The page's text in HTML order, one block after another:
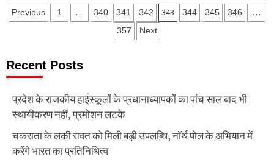
Posts
Previous 1 … 340 341 342 343 344 345 346 …
357 Next
Recent Posts
प्रदेश के राजकीय हाईस्कूलों के प्रधानाध्यापकों का पांच साल बाद भी
स्थायीकरण नहीं, प्रमोशन लटके
चकराता के लकी रावत को मिली बड़ी उपलब्धि, नॉर्थ पोल के अभियान में
करेंगे भारत का प्रतिनिधित्व